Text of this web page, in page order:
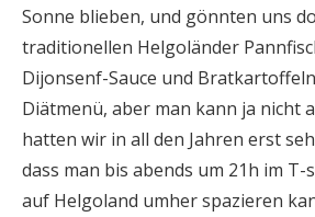
Sonne blieben, und gönnten uns
traditionellen Helgoländer
Dijonsenf-Sauce und
Diätmenü, aber man kann ja nicht
hatten wir in all den Jahren erst
dass man bis abends um 21h im
auf Helgoland umher spazieren